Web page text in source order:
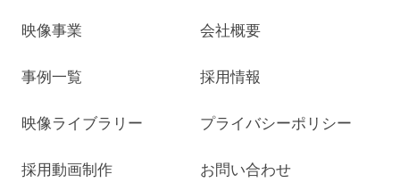
映像事業
事例一覧
映像ライブラリー
採用動画制作
会社概要
採用情報
プライバシーポリシー
お問い合わせ